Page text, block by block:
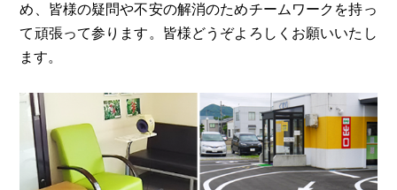
め、皆様の疑問や不安の解消のためチームワークを持っ
て頑張って参ります。皆様どうぞよろしくお願いいたし
ます。